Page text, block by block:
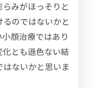
みがほっそりと
のではないかと
顔治療ではあり
とも遜色ない結
ないかと思いま